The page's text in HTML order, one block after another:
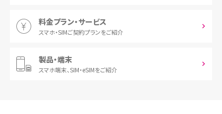
料金プラン・サービス
スマホ・SIMご契約プランをご紹介
製品・端末
スマホ端末、SIM・eSIMをご紹介